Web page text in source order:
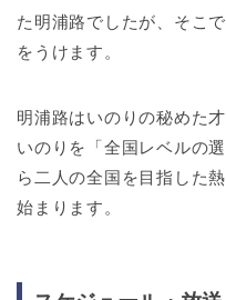
た明浦路でしたが、そこ
をうけます。
明浦路はいのりの秘めた
いのりを「全国レベルの
ら二人の全国を目指した
始まります。